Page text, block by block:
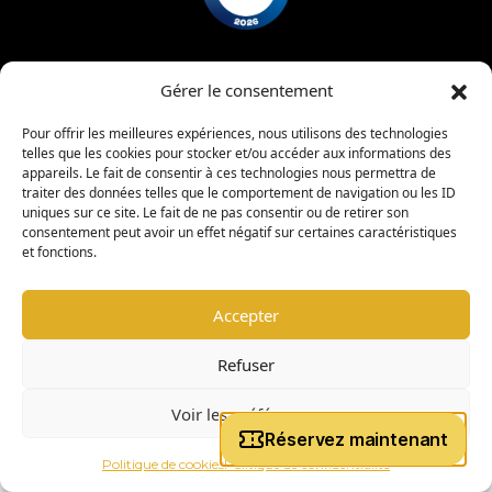
Gérer le consentement
Pour offrir les meilleures expériences, nous utilisons des technologies
telles que les cookies pour stocker et/ou accéder aux informations des
appareils. Le fait de consentir à ces technologies nous permettra de
traiter des données telles que le comportement de navigation ou les ID
uniques sur ce site. Le fait de ne pas consentir ou de retirer son
consentement peut avoir un effet négatif sur certaines caractéristiques
et fonctions.
Accepter
Refuser
Voir les préférences
Politique de cookiesPolitique de confidentialité
Mentions légales
Politique de confidentialité
Charte d’admission
Règlement intérieur
copyright © 2026 -Coligny Car Museum|Tous droits réservés